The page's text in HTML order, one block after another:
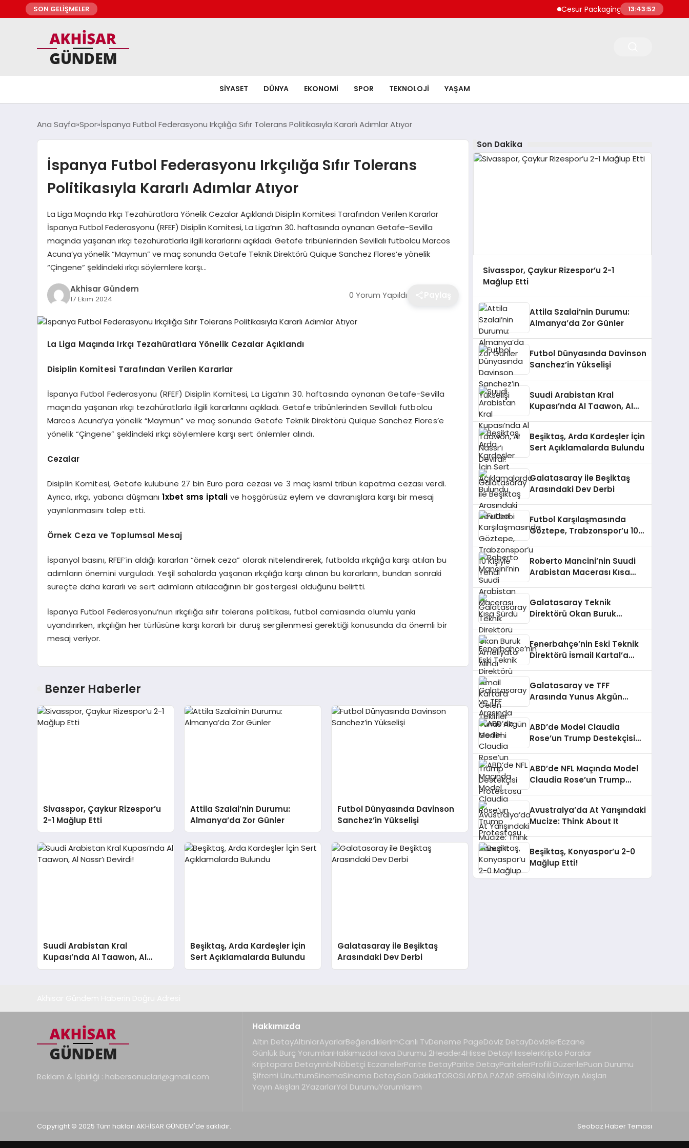
SON GELİŞMELER Cesur Packaging, Mısır’daki Üretim
13:43:52
SIYASET DÜNYA EKONOMI SPOR TEKNOLOJI YAŞAM
Ana Sayfa Spor İspanya Futbol Federasyonu Irkçılığa Sıfır Tolerans Politikasıyla Kararlı Adımlar Atıyor
İspanya Futbol Federasyonu Irkçılığa Sıfır Tolerans
Politikasıyla Kararlı Adımlar Atıyor
La Liga Maçında Irkçı Tezahüratlara Yönelik Cezalar Açıklandı Disiplin Komitesi Tarafından Verilen Kararlar
İspanya Futbol Federasyonu (RFEF) Disiplin Komitesi, La Liga’nın 30. haftasında oynanan Getafe-Sevilla
maçında yaşanan ırkçı tezahüratlarla ilgili kararlarını açıkladı. Getafe tribünlerinden Sevillalı futbolcu Marcos
Acuna’ya yönelik “Maymun” ve maç sonunda Getafe Teknik Direktörü Quique Sanchez Flores’e yönelik
“Çingene” şeklindeki ırkçı söylemlere karşı…
Akhisar Gündem
17 Ekim 2024 0 Yorum Yapıldı
La Liga Maçında Irkçı Tezahüratlara Yönelik Cezalar Açıklandı
Disiplin Komitesi Tarafından Verilen Kararlar
İspanya Futbol Federasyonu (RFEF) Disiplin Komitesi, La Liga’nın 30. haftasında oynanan Getafe-Sevilla
maçında yaşanan ırkçı tezahüratlarla ilgili kararlarını açıkladı. Getafe tribünlerinden Sevillalı futbolcu
Marcos Acuna’ya yönelik “Maymun” ve maç sonunda Getafe Teknik Direktörü Quique Sanchez Flores’e
yönelik “Çingene” şeklindeki ırkçı söylemlere karşı sert önlemler alındı.
Cezalar
Disiplin Komitesi, Getafe kulübüne 27 bin Euro para cezası ve 3 maç kısmi tribün kapatma cezası verdi.
Ayrıca, ırkçı, yabancı düşmanı1xbet sms iptali ve hoşgörüsüz eylem ve davranışlara karşı bir mesaj
yayınlanmasını talep etti.
Örnek Ceza ve Toplumsal Mesaj
İspanyol basını, RFEF’in aldığı kararları “örnek ceza” olarak nitelendirerek, futbolda ırkçılığa karşı atılan bu
adımların önemini vurguladı. Yeşil sahalarda yaşanan ırkçılığa karşı alınan bu kararların, bundan sonraki
süreçte daha kararlı ve sert adımların atılacağının bir göstergesi olduğunu belirtti.
İspanya Futbol Federasyonu’nun ırkçılığa sıfır tolerans politikası, futbol camiasında olumlu yankı
uyandırırken, ırkçılığın her türlüsüne karşı kararlı bir duruş sergilenmesi gerektiği konusunda da önemli bir
mesaj veriyor.
Benzer Haberler
Sivasspor, Çaykur Rizespor’u
2-1 Mağlup Etti
Attila Szalai’nin Durumu:
Almanya’da Zor Günler
Futbol Dünyasında Davinson
Sanchez’in Yükselişi
Suudi Arabistan Kral
Kupası’nda Al Taawon, Al
Nassr’ı Devirdi!
Beşiktaş, Arda Kardeşler İçin
Sert Açıklamalarda Bulundu
Galatasaray ile Beşiktaş
Arasındaki Dev Derbi
Son Dakika
Sivasspor, Çaykur Rizespor’u 2-1
Mağlup Etti
Attila Szalai’nin Durumu:
Almanya’da Zor Günler
Futbol Dünyasında Davinson
Sanchez’in Yükselişi
Suudi Arabistan Kral
Kupası’nda Al Taawon, Al
Beşiktaş, Arda Kardeşler İçin
Sert Açıklamalarda Bulundu
Galatasaray ile Beşiktaş
Arasındaki Dev Derbi
Futbol Karşılaşmasında
Göztepe, Trabzonspor’u 10
Roberto Mancini’nin Suudi
Arabistan Macerası Kısa
Galatasaray Teknik
Direktörü Okan Buruk
Fenerbahçe’nin Eski Teknik
Direktörü İsmail Kartal’a
Galatasaray ve TFF
Arasında Yunus Akgün
ABD’de Model Claudia
Rose’un Trump Destekçisi
ABD’de NFL Maçında Model
Claudia Rose’un Trump
Avustralya’da At Yarışındaki
Mucize: Think About It
Beşiktaş, Konyaspor’u 2-0
Mağlup Etti!
Reklam & İşbirliği : habersonuclari@gmail.com
Hakkımızda
Altın DetayAltınlarAyarlarBeğendiklerimCanlı TvDeneme PageDöviz DetayDövizlerEczane
Günlük Burç YorumlarıHakkımızdaHava Durumu 2Header4Hisse DetayHisselerKripto Paralar
Kriptopara DetaynnbilNöbetçi EczanelerParite DetayParite DetayParitelerProfili DüzenlePuan Durumu
Şifremi UnuttumSinemaSinema DetaySon DakikaTOROSLAR’DA PAZAR GERGİNLİĞİ!Yayın Akışları
Yayın Akışları 2YazarlarYol DurumuYorumlarım
Copyright © 2025 Tüm hakları AKHİSAR GÜNDEM'de saklıdır. Seobaz Haber Teması